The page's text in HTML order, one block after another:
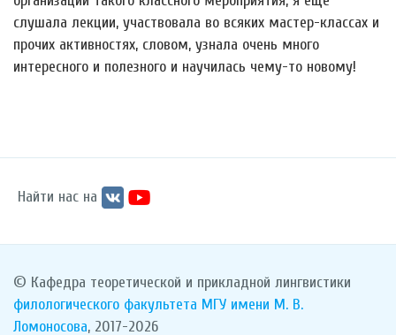
слушала лекции, участвовала во всяких мастер-классах и
прочих активностях, словом, узнала очень много
интересного и полезного и научилась чему-то новому!
Найти нас на
© Кафедра теоретической и прикладной лингвистики
филологического факультета МГУ имени М. В.
Ломоносова, 2017-2026